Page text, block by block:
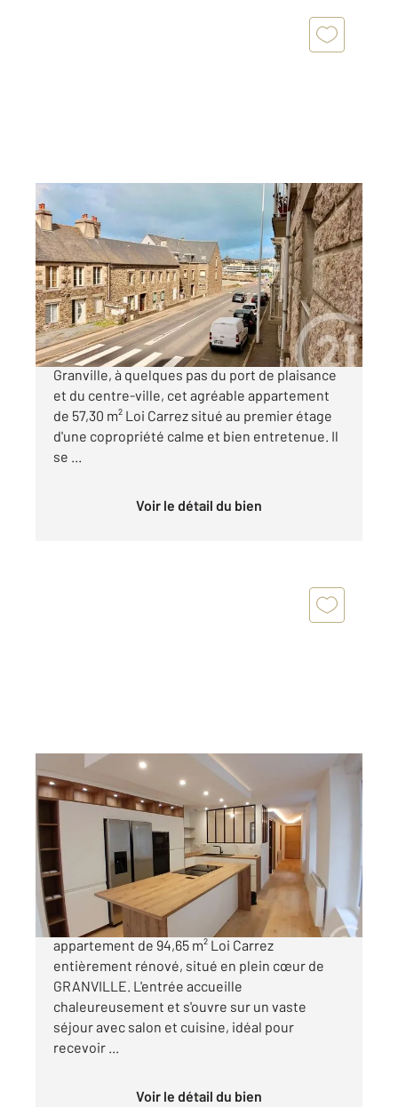
GRANVILLE 50
57,30 m2
Ref : 45490
Appartement F3 à vendre
239 000 €
CENTURY 21 Royer Immo vous propose à
Granville, à quelques pas du port de plaisance
et du centre-ville, cet agréable appartement
de 57,30 m² Loi Carrez situé au premier étage
d'une copropriété calme et bien entretenue. Il
se ...
Voir le détail du bien
GRANVILLE 50
94,65 m2, 3 pièces
Ref : 44985
Appartement à vendre
421 000 €
CENTURY 21 Royer Immo vous propose un
appartement de 94,65 m² Loi Carrez
entièrement rénové, situé en plein cœur de
GRANVILLE. L'entrée accueille
chaleureusement et s'ouvre sur un vaste
séjour avec salon et cuisine, idéal pour
recevoir ...
Voir le détail du bien